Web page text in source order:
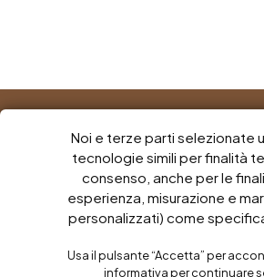
Caffè Pera
Noi e terze parti selezionate
tecnologie simili per finalità
consenso, anche per le
esperienza, misurazione e
personalizzati) come
Usa il pulsante “Accetta” per
informativa per continuare